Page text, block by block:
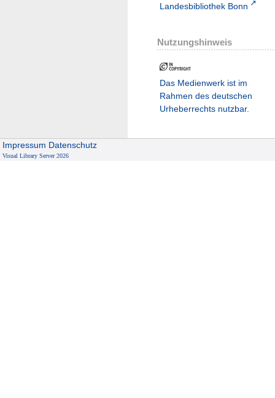
Landesbibliothek Bonn
Nutzungshinweis
Das Medienwerk ist im
Rahmen des deutschen
Urheberrechts nutzbar.
Impressum Datenschutz
Visual Library Server 2026